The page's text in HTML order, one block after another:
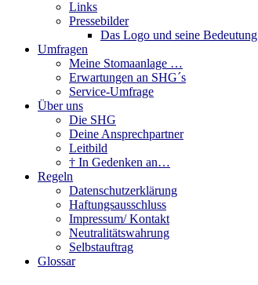
Links
Pressebilder
Das Logo und seine Bedeutung
Umfragen
Meine Stomaanlage …
Erwartungen an SHG´s
Service-Umfrage
Über uns
Die SHG
Deine Ansprechpartner
Leitbild
† In Gedenken an…
Regeln
Datenschutzerklärung
Haftungsausschluss
Impressum/ Kontakt
Neutralitätswahrung
Selbstauftrag
Glossar